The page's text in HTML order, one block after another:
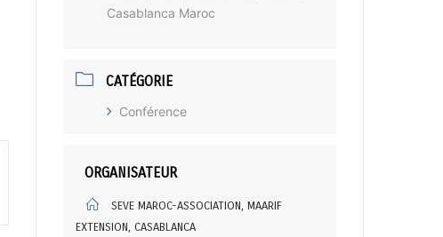
Casablanca Maroc
CATÉGORIE
Conférence
ORGANISATEUR
SEVE MAROC-ASSOCIATION, MAARIF
EXTENSION, CASABLANCA